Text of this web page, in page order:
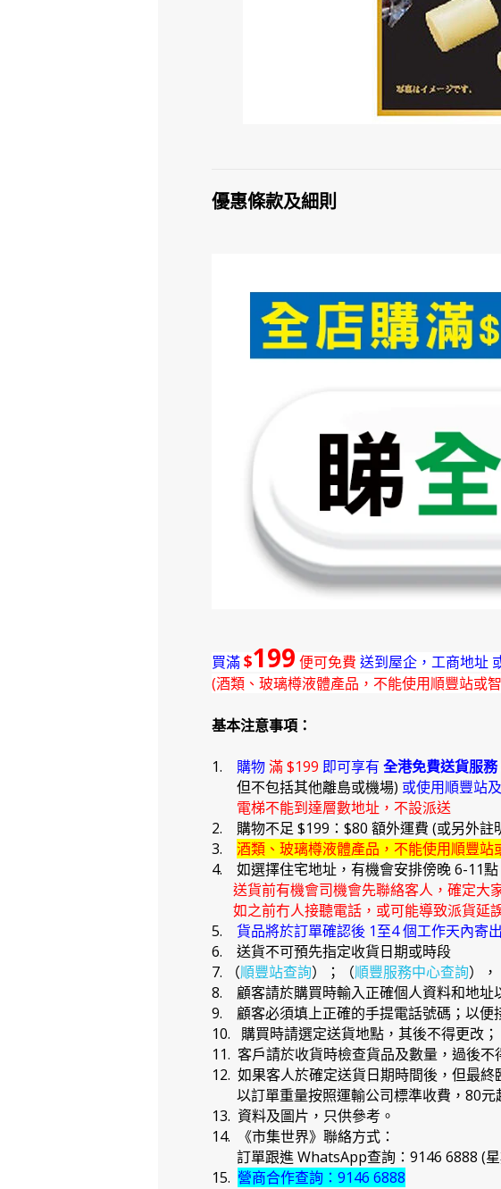
優惠條款及細則
買滿$199 便可免費 送到屋企，工商地址
(酒類、玻璃樽液體產品，不能使用順豐站或
基本注意事項：
1. 購物滿 $199 即可享有 全港免費送貨服務
但不包括其他離島或機場) 或使用順豐站
電梯不能到達層數地址，不設派送
2. 購物不足 $199：$80 額外運費 (或另外註
3. 酒類、玻璃樽液體產品，不能使用順豐站
4. 如選擇住宅地址，有機會安排傍晚 6-11
送貨前有機會司機會先聯絡客人，確定大
如之前冇人接聽電話，或可能導致派貨延
5. 貨品將於訂單確認後 1至4 個工作天內寄
6. 送貨不可預先指定收貨日期或時段
7. （順豐站查詢）；（順豐服務中心查詢），
8. 顧客請於購買時輸入正確個人資料和地址
9. 顧客必須填上正確的手提電話號碼；以便
10. 購買時請選定送貨地點，其後不得更改；
11. 客戶請於收貨時檢查貨品及數量，過後不
12. 如果客人於確定送貨日期時間後，但最
以訂單重量按照運輸公司標準收費，80元
13. 資料及圖片，只供參考。
14. 《市集世界》聯絡方式：
訂單跟進 WhatsApp查詢：9146 6888 (
15. 營商合作查詢：9146 6888